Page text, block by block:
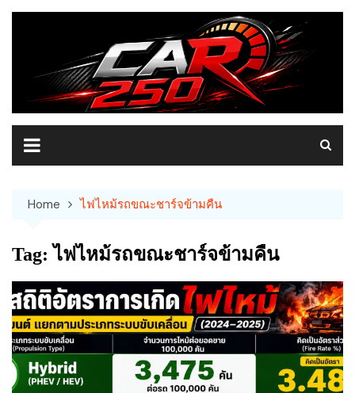
Skip
Home ไฟไหม้รถขณะชาร์จข้ามคืน
Tag:ไฟไหม้รถขณะชาร์จข้ามคืน